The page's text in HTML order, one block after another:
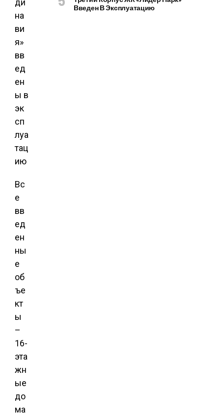
Вс
е
вв
ед
ен
ны
е
об
ъе
кт
ы
–
16-
эта
жн
ые
до
ма
Введен В Эксплуатацию